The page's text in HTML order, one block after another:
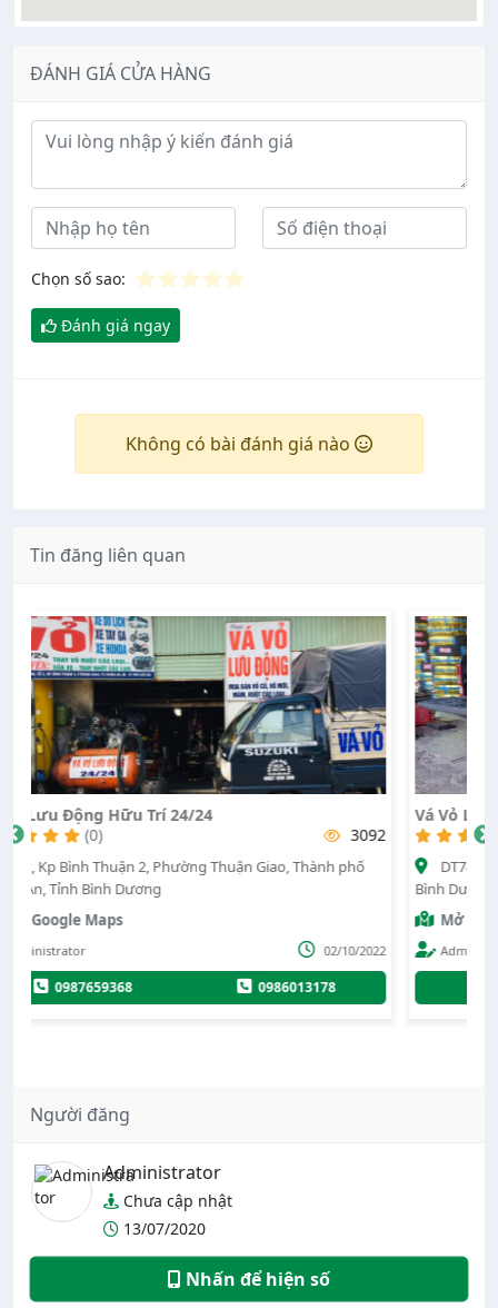
ĐÁNH GIÁ CỬA HÀNG
Ý kiến đánh giá
Chọn số sao: ⭐⭐⭐⭐⭐
Đánh giá ngay
Không có bài đánh giá nào
Tin đăng liên quan
Vá Vỏ Lưu Động Bắc Tân Uyên - Bình Dương
2588
DT746, Thị trấn Tân Thành, Huyện Bắc Tân Uyên, Tỉnh
Bình Dương
Mở Google Maps
Administrator 21/03/2024
0972332803
Người đăng
Administrator
Chưa cập nhật
13/07/2020
Nhấn để hiện số